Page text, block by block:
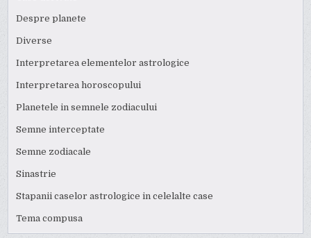
Despre planete
Diverse
Interpretarea elementelor astrologice
Interpretarea horoscopului
Planetele in semnele zodiacului
Semne interceptate
Semne zodiacale
Sinastrie
Stapanii caselor astrologice in celelalte case
Tema compusa